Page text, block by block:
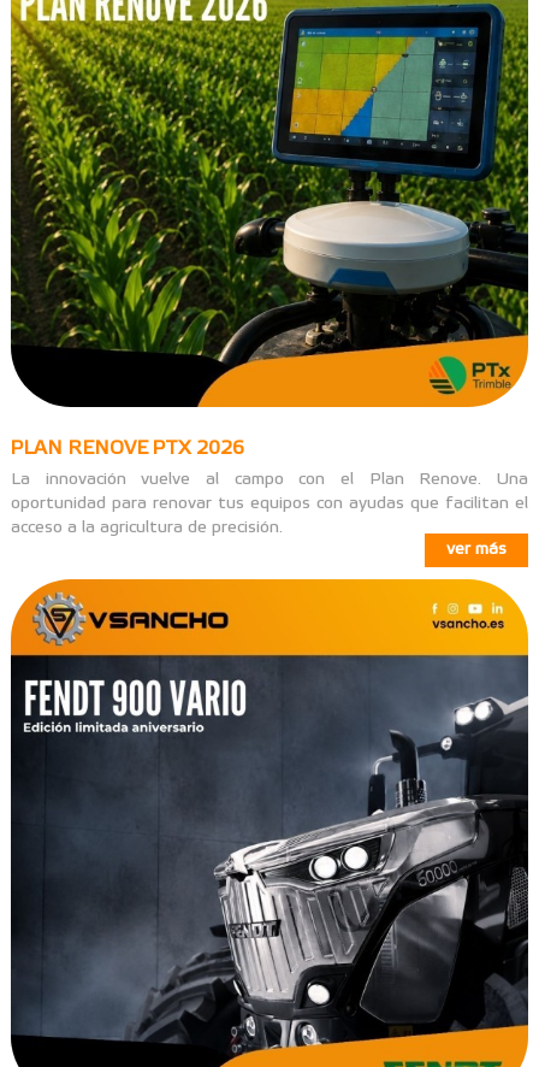
PLAN RENOVE PTX 2026
La innovación vuelve al campo con el Plan Renove. Una
oportunidad para renovar tus equipos con ayudas que facilitan el
acceso a la agricultura de precisión.
ver más